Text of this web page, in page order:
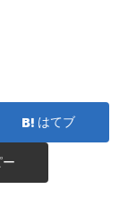
はてブ
ー